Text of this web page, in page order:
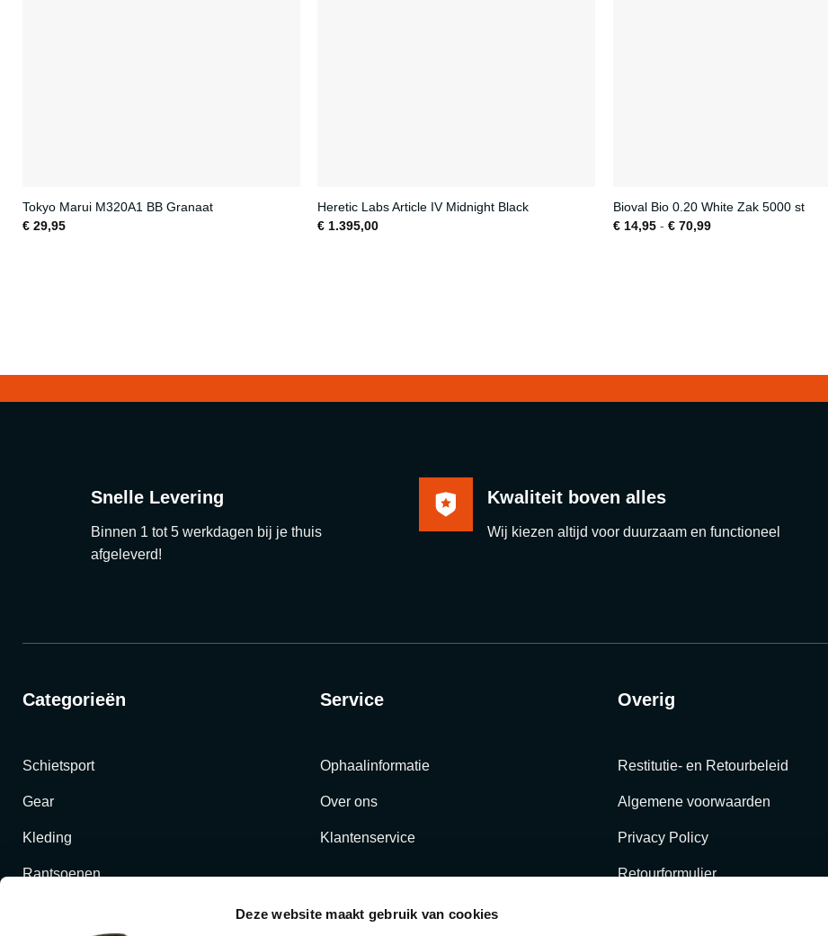
Deze website maakt gebruik van cookies
Tokyo Marui M320A1 BB Granaat
€29,95
Heretic Labs Article IV Midnight Black
€ 1.395,00
Bioval Bio 0.20 White Zak 5000 st
€14,95 - €70,99Prijsklasse:
Snelle Levering
Binnen 1 tot 5 werkdagen bij je thuis
afgeleverd!
Kwaliteit boven alles
Wij kiezen altijd voor duurzaam en functioneel
Categorieën
Schietsport
Gear
Kleding
Rantsoenen
Service
Ophaalinformatie
Over ons
Klantenservice
Overig
Restitutie- en Retourbeleid
Algemene voorwaarden
Privacy Policy
Retourformulier